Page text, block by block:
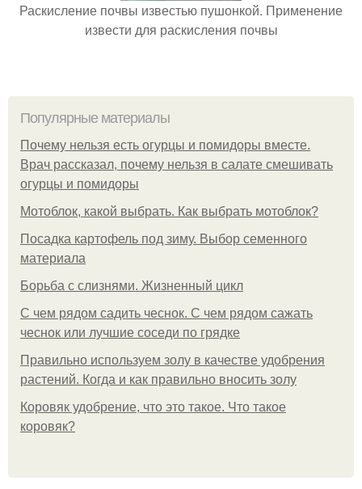
Раскисление почвы известью пушонкой. Применение
извести для раскисления почвы
Популярные материалы
Почему нельзя есть огурцы и помидоры вместе.
Врач рассказал, почему нельзя в салате смешивать
огурцы и помидоры
Мотоблок, какой выбрать. Как выбрать мотоблок?
Посадка картофель под зиму. Выбор семенного
материала
Борьба с слизнями. Жизненный цикл
С чем рядом садить чеснок. С чем рядом сажать
чеснок или лучшие соседи по грядке
Правильно используем золу в качестве удобрения
растений. Когда и как правильно вносить золу
Коровяк удобрение, что это такое. Что такое
коровяк?